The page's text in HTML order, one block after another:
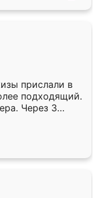
прислали в
подходящий.
Через 3
Остались
Ренессанс